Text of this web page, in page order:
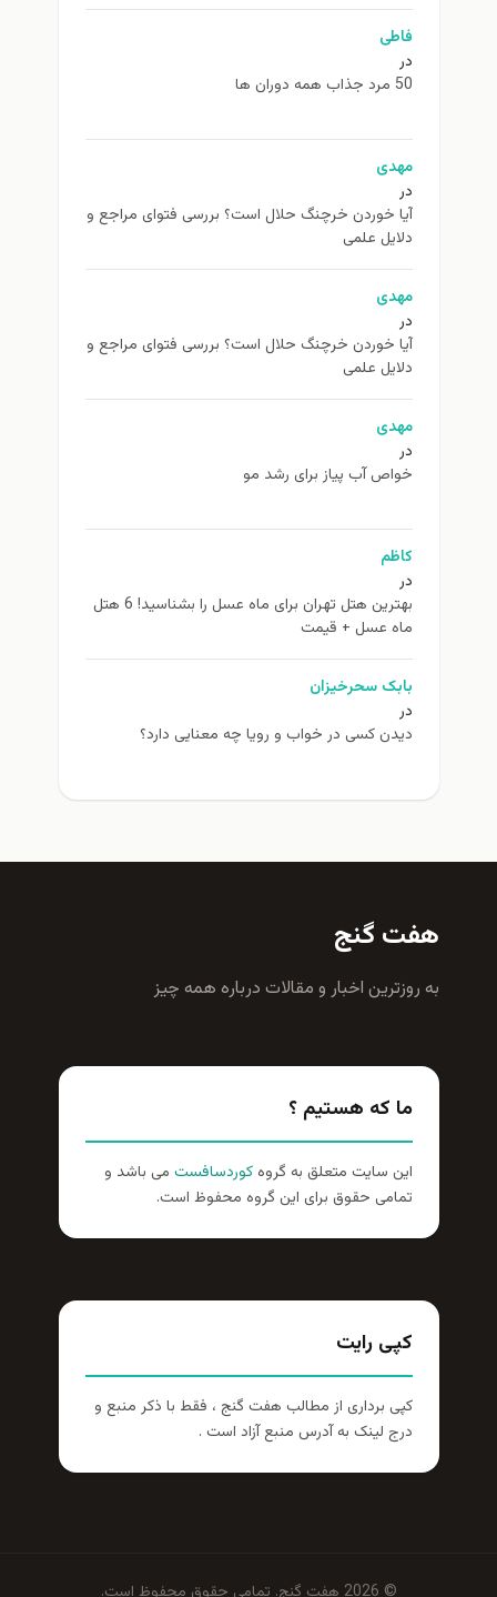
فاطی
در
50 مرد جذاب همه دوران ها
مهدی
در
آیا خوردن خرچنگ حلال است؟ بررسی فتوای مراجع و
دلایل علمی
مهدی
در
آیا خوردن خرچنگ حلال است؟ بررسی فتوای مراجع و
دلایل علمی
مهدی
در
خواص آب پیاز برای رشد مو
کاظم
در
بهترین هتل تهران برای ماه عسل را بشناسید! 6 هتل
ماه عسل + قیمت
بابک سحرخیزان
در
دیدن کسی در خواب و رویا چه معنایی دارد؟
هفت گنج
به روزترين اخبار و مقالات درباره همه چيز
ما که هستیم ؟
این سایت متعلق به گروهکوردسافست می باشد و
تمامی حقوق برای این گروه محفوظ است.
کپی رایت
کپی برداری از مطالب هفت گنج ، فقط با ذکر منبع و
درج لینک به آدرس منبع آزاد است .